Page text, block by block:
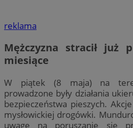
reklama
Mężczyzna stracił już
miesiące
W piątek (8 maja) na
prowadzone były działania
bezpieczeństwa pieszych.
mysłowickiej drogówki.
uwagę na poruszanie się